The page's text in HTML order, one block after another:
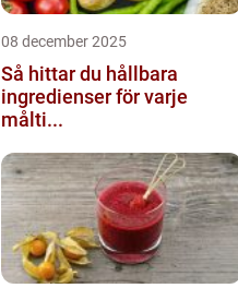
08 december 2025
Så hittar du hållbara
ingredienser för varje
målti...